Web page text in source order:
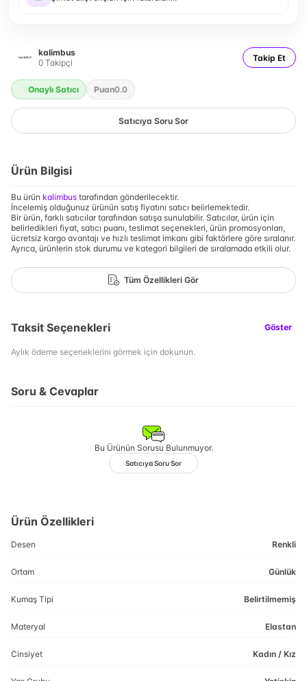
kalimbus
0 Takipçi Takip Et
Onaylı Satıcı Puan0.0
Satıcıya Soru Sor
Ürün Bilgisi
Bu ürün kalimbus tarafından gönderilecektir.
İncelemiş olduğunuz ürünün satış fiyatını satıcı belirlemektedir.
Bir ürün, farklı satıcılar tarafından satışa sunulabilir. Satıcılar, ürün için
belirledikleri fiyat, satıcı puanı, teslimat seçenekleri, ürün promosyonları,
ücretsiz kargo avantajı ve hızlı teslimat imkanı gibi faktörlere göre sıralanır.
Ayrıca, ürünlerin stok durumu ve kategori bilgileri de sıralamada etkili olur.
Tüm Özellikleri Gör
Taksit Seçenekleri Göster
Aylık ödeme seçeneklerini görmek için dokunun.
Soru & Cevaplar
Bu Ürünün Sorusu Bulunmuyor.
Satıcıya Soru Sor
Ürün Özellikleri
Desen Renkli
Ortam Günlük
Kumaş Tipi Belirtilmemiş
Materyal Elastan
Cinsiyet Kadın / Kız